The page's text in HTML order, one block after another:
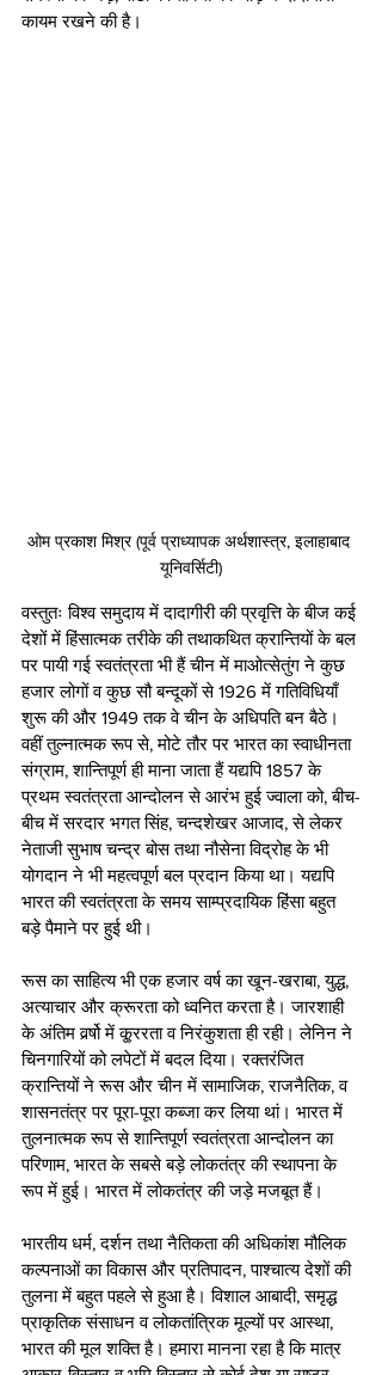
कायम रखने की है।
ओम प्रकाश मिश्र (पूर्व प्राध्यापक अर्थशास्त्र, इलाहाबाद
यूनिवर्सिटी)
वस्तुतः विश्व समुदाय में दादागीरी की प्रवृत्ति के बीज कई
देशों में हिंसात्मक तरीके की तथाकथित क्रान्तियों के बल
पर पायी गई स्वतंत्रता भी हैं चीन में माओत्सेतुंग ने कुछ
हजार लोगों व कुछ सौ बन्दूकों से 1926 में गतिविधियाँ
शुरू की और 1949 तक वे चीन के अधिपति बन बैठे।
वहीं तुल्नात्मक रूप से, मोटे तौर पर भारत का स्वाधीनता
संग्राम, शान्तिपूर्ण ही माना जाता हैं यद्यपि 1857 के
प्रथम स्वतंत्रता आन्दोलन से आरंभ हुई ज्वाला को, बीच-
बीच में सरदार भगत सिंह, चन्दशेखर आजाद, से लेकर
नेताजी सुभाष चन्द्र बोस तथा नौसेना विद्रोह के भी
योगदान ने भी महत्वपूर्ण बल प्रदान किया था। यद्यपि
भारत की स्वतंत्रता के समय साम्प्रदायिक हिंसा बहुत
बड़े पैमाने पर हुई थी।
रूस का साहित्य भी एक हजार वर्ष का खून-खराबा, युद्ध,
अत्याचार और क्रूरता को ध्वनित करता है। जारशाही
के अंतिम वर्र्षो में कू्ररता व निरंकुशता ही रही। लेनिन ने
चिनगारियों को लपेटों में बदल दिया। रक्तरंजित
क्रान्तियों ने रूस और चीन में सामाजिक, राजनैतिक, व
शासनतंत्र पर पूरा-पूरा कब्जा कर लिया थां। भारत में
तुलनात्मक रूप से शान्तिपूर्ण स्वतंत्रता आन्दोलन का
परिणाम, भारत के सबसे बड़े लोकतंत्र की स्थापना के
रूप में हुई। भारत में लोकतंत्र की जड़े मजबूत हैं।
भारतीय धर्म, दर्शन तथा नैतिकता की अधिकांश मौलिक
कल्पनाओं का विकास और प्रतिपादन, पाश्चात्य देशों की
तुलना में बहुत पहले से हुआ है। विशाल आबादी, समृद्ध
प्राकृतिक संसाधन व लोकतांत्रिक मूल्यों पर आस्था,
भारत की मूल शक्ति है। हमारा मानना रहा है कि मात्र